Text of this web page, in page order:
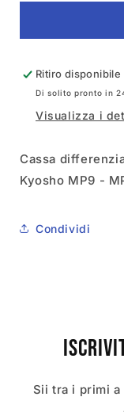
Kyosho
Ritiro
Di solito pronto in
Visualizza i
Cassa
Kyosho MP9 -
Condividi
Sii tra i primi